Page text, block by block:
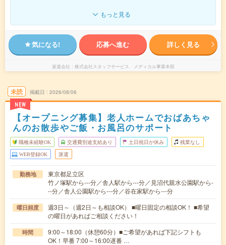
もっと見る
気になる! 応募へ進む 詳しく見る
派遣会社 株式会社スタッフサービス メディカル事業本部
未読
NEW
掲載日 2026/08/06
【オープニング募集】老人ホームでおばあちゃ
んのお散歩やご飯・お風呂のサポート
職種未経験OK 交通費別途支給あり 土日祝日が休み 残業なし
WEB登録OK 派遣
勤務地
東京都足立区
竹ノ塚駅から---分／舎人駅から---分／見沼代親水公園駅から-
--分／舎人公園駅から---分／谷在家駅から---分
曜日頻度
週3日～（週2日～も相談OK） ■曜日固定の相談OK！ ■希望
の曜日があればご相談ください！
時間
9:00～18:00（休憩60分）■ご希望があれば下記シフトも
OK！早番 7:00～16:00遅番 …